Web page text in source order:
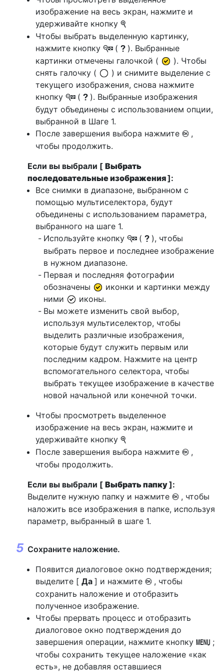
изображение на весь экран, нажмите и
удерживайте кнопку X
Чтобы выбрать выделенную картинку,
нажмите кнопку W ( Q ). Выбранные
картинки отмечены галочкой (
). Чтобы
снять галочку (
) и снимите выделение с
текущего изображения, снова нажмите
кнопку W ( Q ). Выбранные изображения
будут объединены с использованием опции,
выбранной в Шаге 1.
После завершения выбора нажмите J ,
чтобы продолжить.
Если вы выбрали [ Выбрать
последовательные изображения]:
Все снимки в диапазоне, выбранном с
помощью мультиселектора, будут
объединены с использованием параметра,
выбранного на шаге 1.
Используйте кнопку W ( Q ), чтобы
выбрать первое и последнее изображение
в нужном диапазоне.
Первая и последняя фотографии
обозначены
иконки и картинки между
ними
иконы.
Вы можете изменить свой выбор,
используя мультиселектор, чтобы
выделить различные изображения,
которые будут служить первым или
последним кадром. Нажмите на центр
вспомогательного селектора, чтобы
выбрать текущее изображение в качестве
новой начальной или конечной точки.
Чтобы просмотреть выделенное
изображение на весь экран, нажмите и
удерживайте кнопку X
После завершения выбора нажмите J ,
чтобы продолжить.
Если вы выбрали [ Выбрать папку]:
Выделите нужную папку и нажмите J , чтобы
наложить все изображения в папке, используя
параметр, выбранный в шаге 1.
Сохраните наложение.
Появится диалоговое окно подтверждения;
выделите [ Да ] и нажмите J , чтобы
сохранить наложение и отобразить
полученное изображение.
Чтобы прервать процесс и отобразить
диалоговое окно подтверждения до
завершения операции, нажмите кнопку G ;
чтобы сохранить текущее наложение «как
есть», не добавляя оставшиеся